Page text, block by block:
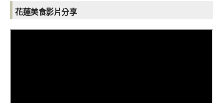
花蓮美食影片分享